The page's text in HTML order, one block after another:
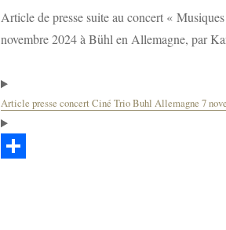
Article de presse suite au concert «
novembre 2024 à Bühl en Allemagne, par
Article presse concert Ciné Trio Buhl Allemagne 7